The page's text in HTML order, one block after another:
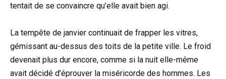
tentait de se convaincre qu’elle avait bien agi.
La tempête de janvier continuait de frapper les vitres,
gémissant au-dessus des toits de la petite ville. Le froid
devenait plus dur encore, comme si la nuit elle-même
avait décidé d’éprouver la miséricorde des hommes. Les